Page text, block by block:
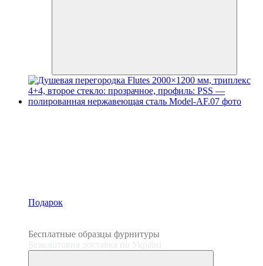
Подарок
Бесплатные образцы фурнитуры